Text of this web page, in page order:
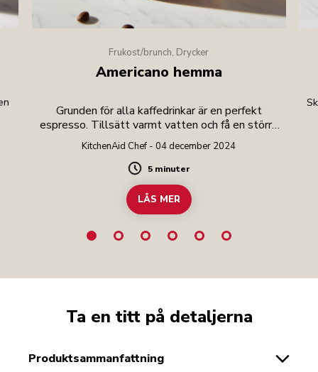
Frukost/brunch, Drycker
Americano hemma
Grunden för alla kaffedrinkar är en perfekt
espresso. Tillsätt varmt vatten och få en större
drink.
KitchenAid Chef - 04 december 2024
Duration
5 minuter
LÄS MER
Ta en titt på detaljerna
produktsammanfattning